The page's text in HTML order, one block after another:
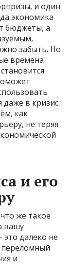
и один
экономика
бюджеты, а
забыть. Но
времена
в кризис.
как
не теряя
и его
же такое
вашу
это далеко не
переломный
и